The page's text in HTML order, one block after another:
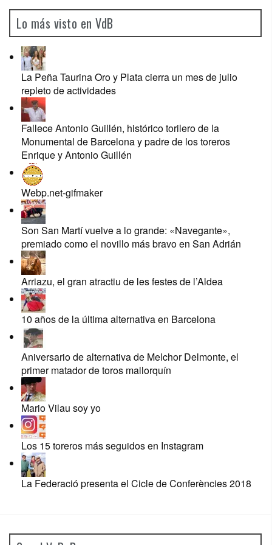
Lo más visto en VdB
La Peña Taurina Oro y Plata cierra un mes de julio
repleto de actividades
Fallece Antonio Guillén, histórico torilero de la
Monumental de Barcelona y padre de los toreros
Enrique y Antonio Guillén
Webp.net-gifmaker
Son San Martí vuelve a lo grande: «Navegante»,
premiado como el novillo más bravo en San Adrián
Arriazu, el gran atractiu de les festes de l’Aldea
10 años de la última alternativa en Barcelona
Aniversario de alternativa de Melchor Delmonte, el
primer matador de toros mallorquín
Mario Vilau soy yo
Los 15 toreros más seguidos en Instagram
La Federació presenta el Cicle de Conferències 2018